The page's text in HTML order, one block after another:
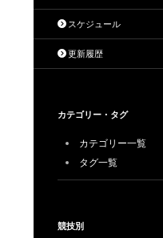
スケジュール
更新履歴
カテゴリー・タグ
カテゴリー一覧
タグ一覧
競技別